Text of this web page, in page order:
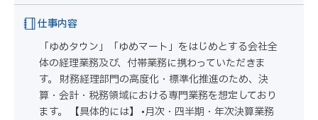
仕事内容
「ゆめタウン」「ゆめマート」をはじめとする会社全
体の経理業務及び、付帯業務に携わっていただきま
す。 財務経理部門の高度化・標準化推進のため、決
算・会計・税務領域における専門業務を想定しており
ます。 【具体的には】 •月次・四半期・年次決算業務